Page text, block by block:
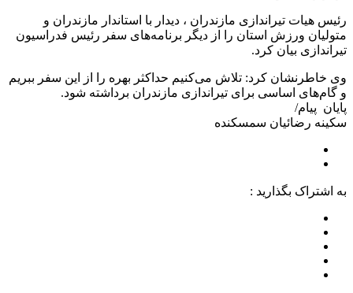
رئیس هیات تیراندازی مازندران ، دیدار با استاندار مازندران و
متولیان ورزش استان را از دیگر برنامه‌های سفر رئیس فدراسیون
تیراندازی بیان کرد.
وی خاطرنشان کرد: تلاش می‌کنیم حداکثر بهره را از این سفر ببریم
و گام‌های اساسی برای تیراندازی مازندران برداشته شود.
پایان پیام/
سکینه رضائیان سمسکنده
به اشتراک بگذارید :